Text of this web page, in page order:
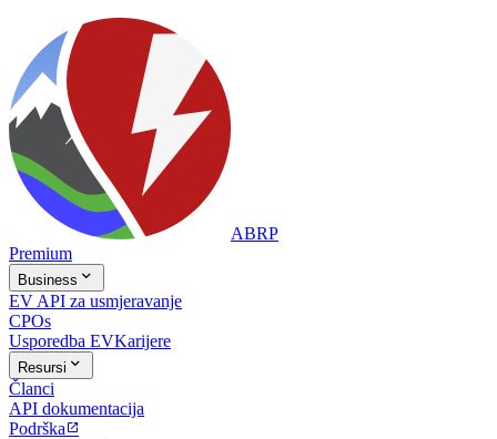
ABRP
Premium
Business 
EV API za usmjeravanje
CPOs
Usporedba EVKarijere
Resursi 
Članci
API dokumentacija
Podrška 